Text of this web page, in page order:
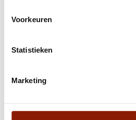
onze website kan je je
wijzigen.
Voorkeuren
Statistieken
Marketing
Klokkenluidersregeling